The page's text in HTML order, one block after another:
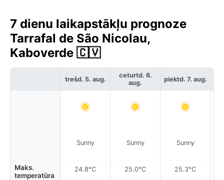
7 dienu laikapstākļu prognoze
Tarrafal de São Nicolau,
Kaboverde 🇨🇻
Maks.
temperatūra
trešd. 5. aug.
Sunny
24.8°C
ceturtd. 6.
aug.
Sunny
25.0°C
piektd. 7. aug.
Sunny
25.3°C